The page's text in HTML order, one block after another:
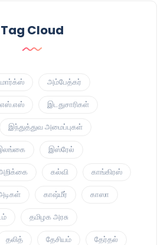
Tag Cloud
அம்பேத்கர்
இடதுசாரிகள்
இந்துத்துவ அமைப்புகள்
இஸ்ரேல்
கல்வி காங்கிரஸ்
காஷ்மீர் காஸா
தமிழக அரசு
தலித் தேசியம் தேர்தல்